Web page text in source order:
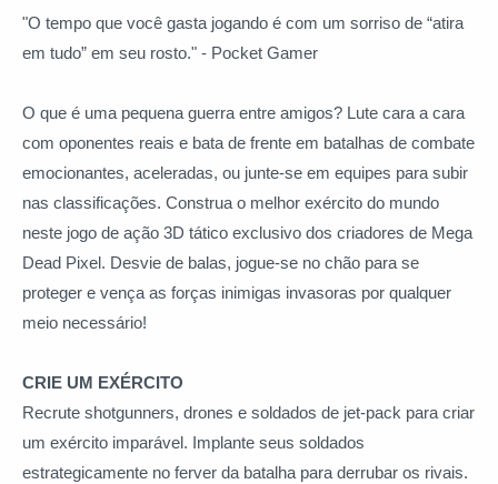
"O tempo que você gasta jogando é com um sorriso de “atira
em tudo” em seu rosto." - Pocket Gamer
O que é uma pequena guerra entre amigos? Lute cara a cara
com oponentes reais e bata de frente em batalhas de combate
emocionantes, aceleradas, ou junte-se em equipes para subir
nas classificações. Construa o melhor exército do mundo
neste jogo de ação 3D tático exclusivo dos criadores de Mega
Dead Pixel. Desvie de balas, jogue-se no chão para se
proteger e vença as forças inimigas invasoras por qualquer
meio necessário!
CRIE UM EXÉRCITO
Recrute shotgunners, drones e soldados de jet-pack para criar
um exército imparável. Implante seus soldados
estrategicamente no ferver da batalha para derrubar os rivais.